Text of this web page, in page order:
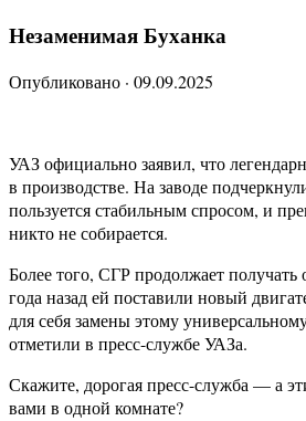
Незаменимая Буханка
Опубликовано · 09.09.2025
УАЗ официально заявил, что
в производстве. На заводе
пользуется стабильным спросом, и
никто не собирается.
Более того, СГР продолжает
года назад ей поставили новый
для себя замены этому
отметили в пресс-службе УАЗа.
Скажите, дорогая пресс-служба — а
вами в одной комнате?